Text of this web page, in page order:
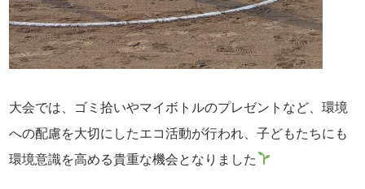
大会では、ゴミ拾いやマイボトルのプレゼントなど、環境
への配慮を大切にしたエコ活動が行われ、子どもたちにも
環境意識を高める貴重な機会となりました